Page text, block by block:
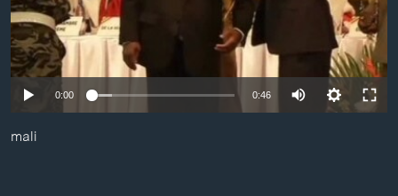
ຊຸມຊົນຊາວລາວ
ວິທະຍາສາດ-ເທັກໂນໂລຈີ
ທຸລະກິດ
ພາສາອັງກິດ
ວີດີໂອ
0:00 0:46
mali